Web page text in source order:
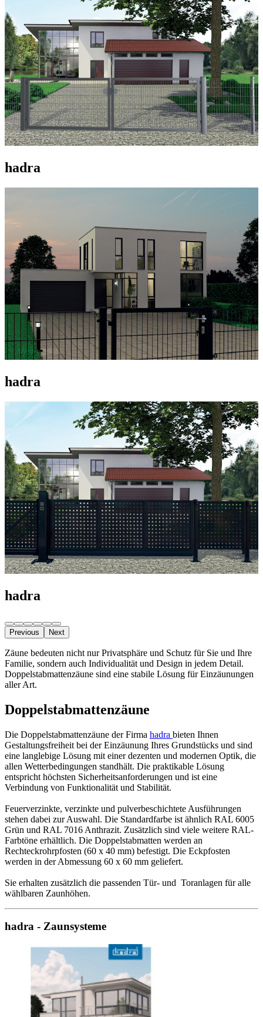
hadra
hadra
hadra
Previous Next
Zäune bedeuten nicht nur Privatsphäre und Schutz für Sie und Ihre
Familie, sondern auch Individualität und Design in jedem Detail.
Doppelstabmattenzäune sind eine stabile Lösung für Einzäunungen
aller Art.
Doppelstabmattenzäune
Die Doppelstabmattenzäune der Firma hadra bieten Ihnen
Gestaltungsfreiheit bei der Einzäunung Ihres Grundstücks und sind
eine langlebige Lösung mit einer dezenten und modernen Optik, die
allen Wetterbedingungen standhält. Die praktikable Lösung
entspricht höchsten Sicherheitsanforderungen und ist eine
Verbindung von Funktionalität und Stabilität.
Feuerverzinkte, verzinkte und pulverbeschichtete Ausführungen
stehen dabei zur Auswahl. Die Standardfarbe ist ähnlich RAL 6005
Grün und RAL 7016 Anthrazit. Zusätzlich sind viele weitere RAL-
Farbtöne erhältlich. Die Doppelstabmatten werden an
Rechteckrohrpfosten (60 x 40 mm) befestigt. Die Eckpfosten
werden in der Abmessung 60 x 60 mm geliefert.
Sie erhalten zusätzlich die passenden Tür- und Toranlagen für alle
wählbaren Zaunhöhen.
hadra - Zaunsysteme